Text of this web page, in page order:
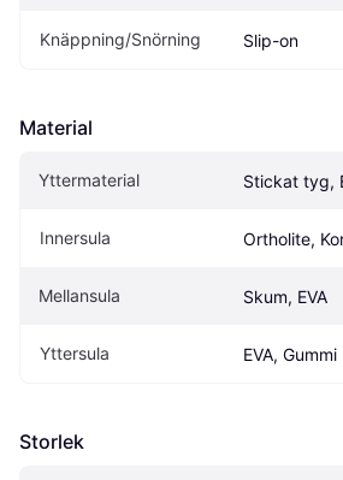
Knäppning/Snörning Slip-on
Material
Yttermaterial Stickat tyg,
Innersula Ortholite,
Mellansula Skum, EVA
Yttersula EVA, Gummi
Storlek